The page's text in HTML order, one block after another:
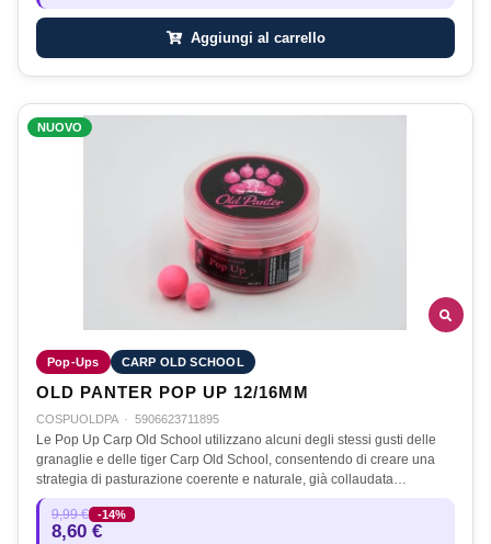
Aggiungi al carrello
NUOVO
Pop-Ups CARP OLD SCHOOL
OLD PANTER POP UP 12/16MM
COSPUOLDPA · 5906623711895
Le Pop Up Carp Old School utilizzano alcuni degli stessi gusti delle
granaglie e delle tiger Carp Old School, consentendo di creare una
strategia di pasturazione coerente e naturale, già collaudata…
9,99 € -14%
8,60 €